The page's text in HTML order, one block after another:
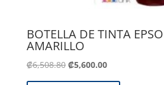
BOTELLA DE TINTA
AMARILLO
₡6,508.80 El
₡5,600.00El